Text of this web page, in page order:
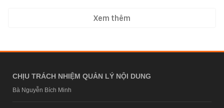
Xem thêm
CHỊU TRÁCH NHIỆM QUẢN LÝ NỘI DUNG
Bà Nguyễn Bích Minh